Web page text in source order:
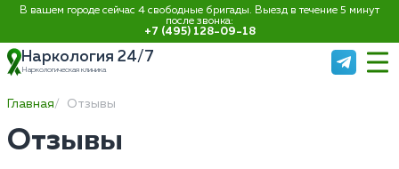
В вашем городе сейчас 4 свободные бригады. Выезд в течение 5 минут
после звонка:
+7 (495) 128-09-18
Наркология 24/7
Наркологическая клиника
Главная Отзывы
Отзывы